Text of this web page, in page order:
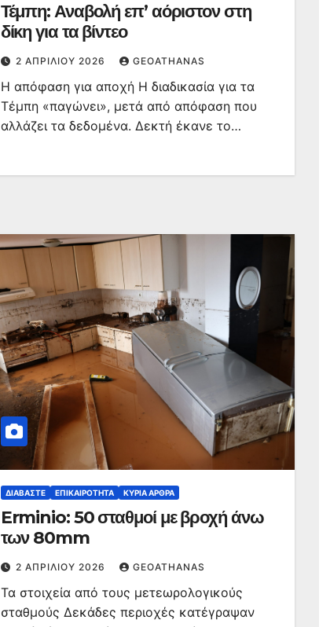
Τέμπη: Αναβολή επ’ αόριστον στη
δίκη για τα βίντεο
2 ΑΠΡΙΛΊΟΥ 2026 GEOATHANAS
Η απόφαση για αποχή Η διαδικασία για τα
Τέμπη «παγώνει», μετά από απόφαση που
αλλάζει τα δεδομένα. Δεκτή έκανε το…
ΔΙΑΒΆΣΤΕ ΕΠΙΚΑΙΡΌΤΗΤΑ ΚΥΡΙΑ ΑΡΘΡΑ
Erminio: 50 σταθμοί με βροχή άνω
των 80mm
2 ΑΠΡΙΛΊΟΥ 2026 GEOATHANAS
Τα στοιχεία από τους μετεωρολογικούς
σταθμούς Δεκάδες περιοχές κατέγραψαν